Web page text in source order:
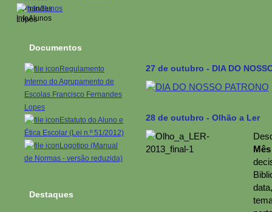
27 de outubro - DIA DO
28 de outubro - Olhão a Ler
InfoAlunos
Documentos
Regulamento
Interno do Agrupamento de
Escolas Francisco Fernandes
Lopes
Estatuto do Aluno e
Ética Escolar (Lei n.º 51/2012)
Logotipo (Manual
de Normas - versão reduzida)
Destaques